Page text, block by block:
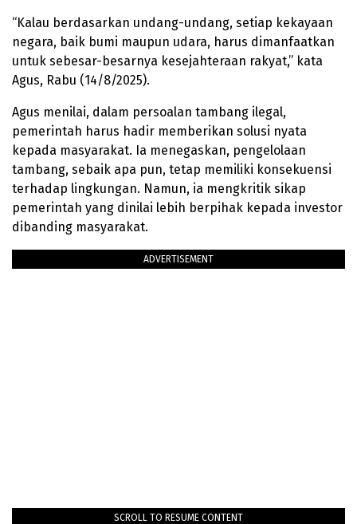
“Kalau berdasarkan undang-undang, setiap kekayaan
negara, baik bumi maupun udara, harus dimanfaatkan
untuk sebesar-besarnya kesejahteraan rakyat,” kata
Agus, Rabu (14/8/2025).
Agus menilai, dalam persoalan tambang ilegal,
pemerintah harus hadir memberikan solusi nyata
kepada masyarakat. Ia menegaskan, pengelolaan
tambang, sebaik apa pun, tetap memiliki konsekuensi
terhadap lingkungan. Namun, ia mengkritik sikap
pemerintah yang dinilai lebih berpihak kepada investor
dibanding masyarakat.
ADVERTISEMENT
SCROLL TO RESUME CONTENT